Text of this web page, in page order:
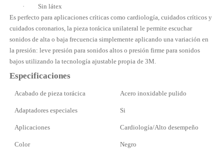
· Sin látex
Es perfecto para aplicaciones críticas como cardiología, cuidados críticos y
cuidados coronarios, la pieza torácica unilateral le permite escuchar
sonidos de alta o baja frecuencia simplemente aplicando una variación en
la presión: leve presión para sonidos altos o presión firme para sonidos
bajos utilizando la tecnología ajustable propia de 3M.
Especificaciones
Acabado de pieza torácica Acero inoxidable pulido
Adaptadores especiales Si
Aplicaciones Cardiología/Alto desempeño
Color Negro